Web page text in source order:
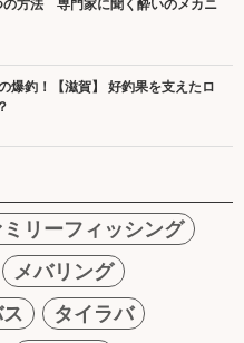
の方法 専門家に聞く酔いのメカニ
爆釣！【滋賀】 好釣果を支えたロ
ミリーフィッシング
メバリング
タイラバ